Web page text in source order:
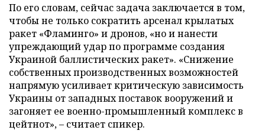
По его словам, сейчас задача заключается в том,
чтобы не только сократить арсенал крылатых
ракет «Фламинго» и дронов, «но и нанести
упреждающий удар по программе создания
Украиной баллистических ракет». «Снижение
собственных производственных возможностей
напрямую усиливает критическую зависимость
Украины от западных поставок вооружений и
загоняет ее военно-промышленный комплекс в
цейтнот», – считает спикер.